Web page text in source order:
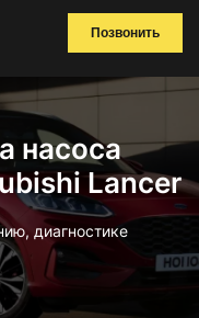
Позвонить
насоса
Lancer
диагностике